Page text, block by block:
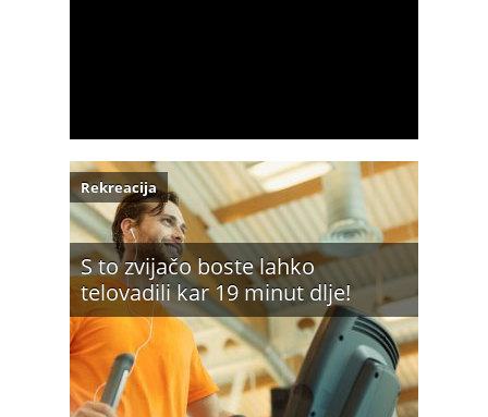
S to zvijačo boste lahko
telovadili kar 19 minut dlje!
Rekreacija